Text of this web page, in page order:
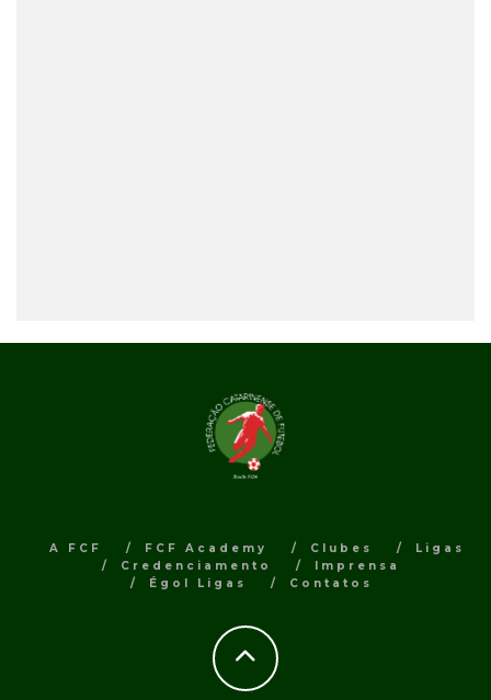
A FCF FCF Academy Clubes
Ligas
Credenciamento
Imprensa
Égol Ligas
Contatos